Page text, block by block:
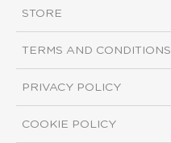
STORE
TERMS AND CONDITIONS
PRIVACY POLICY
COOKIE POLICY